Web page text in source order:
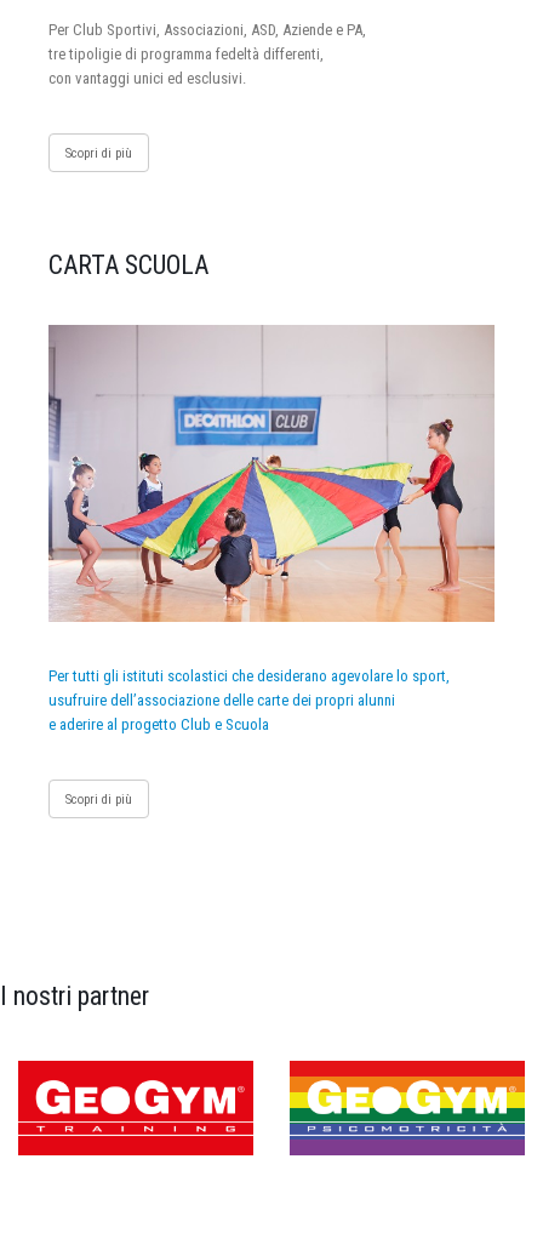
Per Club Sportivi, Associazioni, ASD, Aziende e PA,
tre tipoligie di programma fedeltà differenti,
con vantaggi unici ed esclusivi.
Scopri di più
CARTA SCUOLA
Per tutti gli istituti scolastici che desiderano agevolare lo sport,
usufruire dell’associazione delle carte dei propri alunni
e aderire al progetto Club e Scuola
Scopri di più
I nostri partner